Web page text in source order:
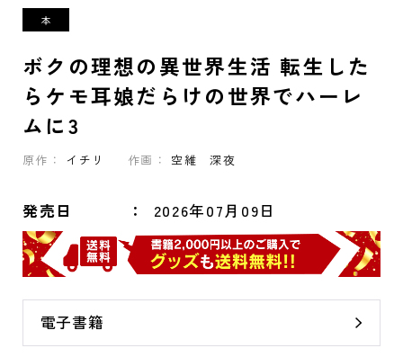
ボクの理想の異世界生活 転生した
らケモ耳娘だらけの世界でハーレ
ムに3
原作： イチリ 作画： 空維 深夜
発売日 2026年07月09日
電子書籍